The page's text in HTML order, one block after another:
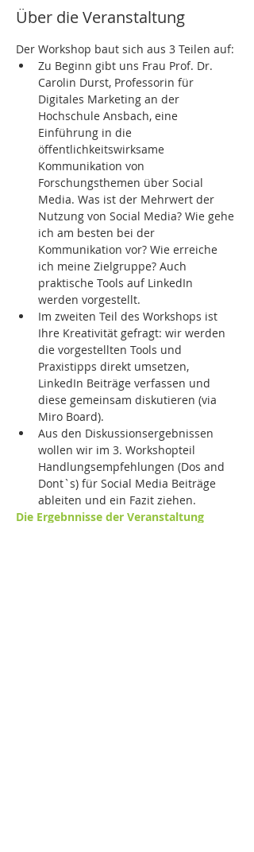
Über die Veranstaltung
Der Workshop baut sich aus 3 Teilen auf:
Zu Beginn gibt uns Frau Prof. Dr.
Carolin Durst, Professorin für
Digitales Marketing an der
Hochschule Ansbach, eine
Einführung in die
öffentlichkeitswirksame
Kommunikation von
Forschungsthemen über Social
Media. Was ist der Mehrwert der
Nutzung von Social Media? Wie gehe
ich am besten bei der
Kommunikation vor? Wie erreiche
ich meine Zielgruppe? Auch
praktische Tools auf LinkedIn
werden vorgestellt.
Im zweiten Teil des Workshops ist
Ihre Kreativität gefragt: wir werden
die vorgestellten Tools und
Praxistipps direkt umsetzen,
LinkedIn Beiträge verfassen und
diese gemeinsam diskutieren (via
Miro Board).
Aus den Diskussionsergebnissen
wollen wir im 3. Workshopteil
Handlungsempfehlungen (Dos and
Dont`s) für Social Media Beiträge
ableiten und ein Fazit ziehen.
Die Ergebnnisse der Veranstaltung